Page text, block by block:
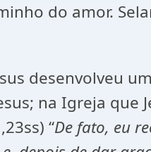
do amor.
desenvolveu
na Igreja que
“De fato, eu